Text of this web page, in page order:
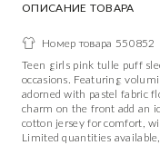
ОПИСАНИЕ ТОВАРА
Номер товара 550852
Teen girls pink tulle puff
occasions. Featuring
adorned with pastel fabric
charm on the front add an
cotton jersey for comfort,
Limited quantities